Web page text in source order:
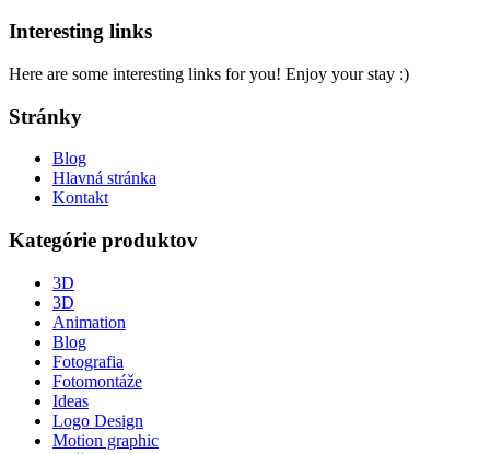
Interesting links
Here are some interesting links for you! Enjoy your stay :)
Stránky
Blog
Hlavná stránka
Kontakt
Kategórie produktov
3D
3D
Animation
Blog
Fotografia
Fotomontáže
Ideas
Logo Design
Motion graphic